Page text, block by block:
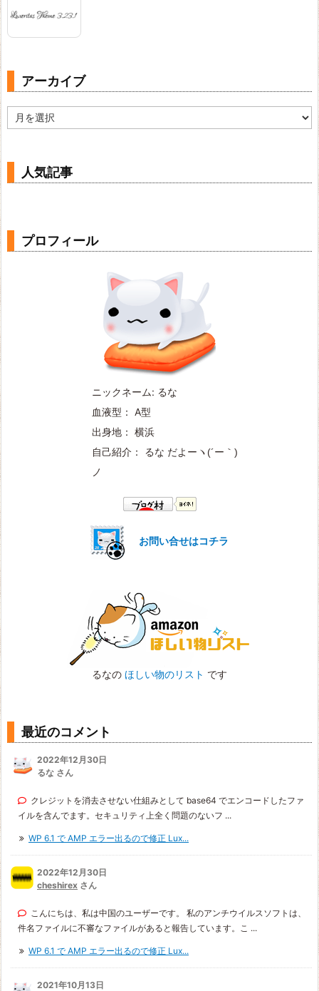
アーカイブ
ー
人気記事
プロフィール
ニックネーム: るな
血液型： A型
出身地： 横浜
自己紹介： るな だよー ヽ(´ー｀)
ノ
お問い合せはコチラ
るなの ほしい物のリスト です
最近のコメント
2022年12月30日
るな さん
クレジットを消去させない仕組みとして base64 でエンコードしたファ
イルを含んでます。セキュリティ上全く問題のないフ ...
WP 6.1 で AMP エラー出るので修正 Lux...
2022年12月30日
cheshirex さん
こんにちは、私は中国のユーザーです。 私のアンチウイルスソフトは、
件名ファイルに不審なファイルがあると報告しています。こ ...
WP 6.1 で AMP エラー出るので修正 Lux...
2021年10月13日